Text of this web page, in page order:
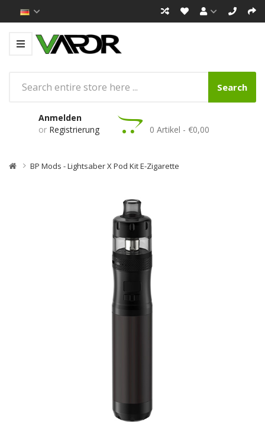
Search
Anmelden
or Registrierung 0 Artikel - €0,00
BP Mods - Lightsaber X Pod Kit E-Zigarette